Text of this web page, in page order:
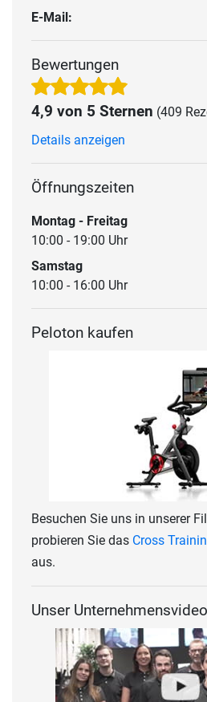
E-Mail:
Bewertungen
4,9 von 5 Sternen (409
Details anzeigen
Öffnungszeiten
Montag - Freitag
10:00 - 19:00 Uhr
Samstag
10:00 - 16:00 Uhr
Peloton kaufen
Besuchen Sie uns in unserer
probieren Sie das Cross
aus.
Unser Unternehmensvideo